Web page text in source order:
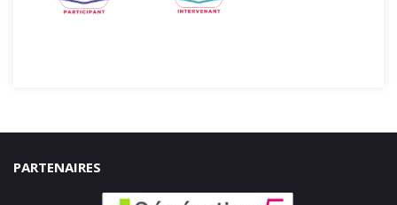
PARTENAIRES